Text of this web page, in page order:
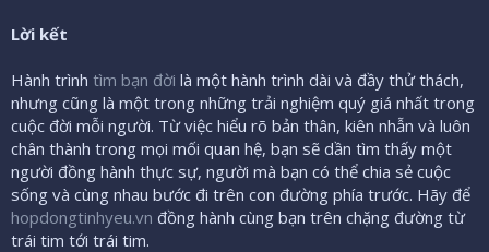
Lời kết
Hành trình tìm bạn đời là một hành trình dài và đầy thử thách,
nhưng cũng là một trong những trải nghiệm quý giá nhất trong
cuộc đời mỗi người. Từ việc hiểu rõ bản thân, kiên nhẫn và luôn
chân thành trong mọi mối quan hệ, bạn sẽ dần tìm thấy một
người đồng hành thực sự, người mà bạn có thể chia sẻ cuộc
sống và cùng nhau bước đi trên con đường phía trước. Hãy để
hopdongtinhyeu.vn đồng hành cùng bạn trên chặng đường từ
trái tim tới trái tim.